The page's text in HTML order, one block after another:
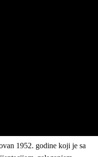
1952. godine koji je sa